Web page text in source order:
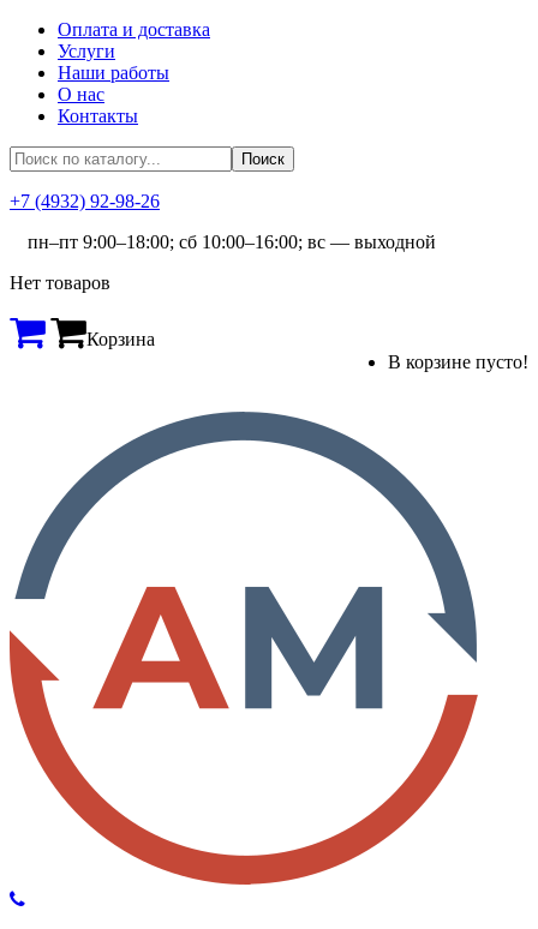
Оплата и доставка
Услуги
Наши работы
О нас
Контакты
+7 (4932) 92-98-26
пн–пт 9:00–18:00; сб 10:00–16:00; вс — выходной
Нет товаров
Корзина
В корзине пусто!